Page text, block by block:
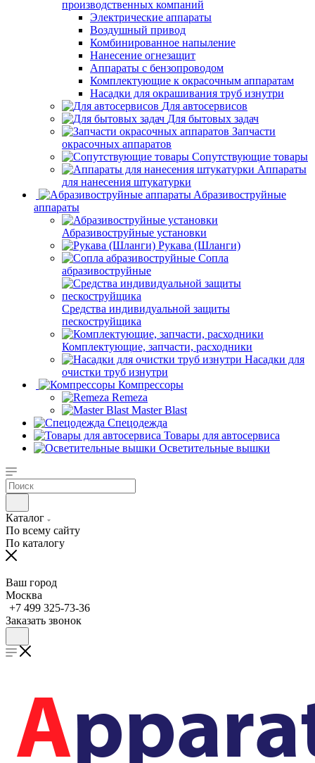
производственных компаний
Электрические аппараты
Воздушный привод
Комбинированное напыление
Нанесение огнезащит
Аппараты с бензопроводом
Комплектующие к окрасочным аппаратам
Насадки для окрашивания труб изнутри
Для автосервисов
Для бытовых задач
Запчасти
окрасочных аппаратов
Сопутствующие товары
Аппараты
для нанесения штукатурки
Aбразивоструйные
аппараты
Абразивоструйные установки
Рукава (Шланги)
Сопла
абразивоструйные
Средства индивидуальной защиты
пескоструйщика
Комплектующие, запчасти, расходники
Насадки для
очистки труб изнутри
Компрессоры
Remeza
Master Blast
Спецодежда
Товары для автосервиса
Осветительные вышки
Каталог
По всему сайту
По каталогу
Ваш город
Москва
+7 499 325-73-36
Заказать звонок